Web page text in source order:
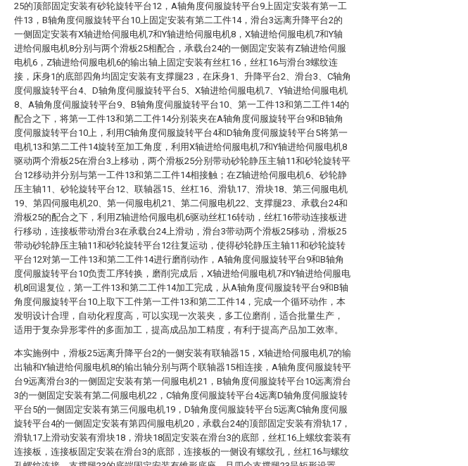
25的顶部固定安装有砂轮旋转平台12，A轴角度伺服旋转平台9上固定安装有第一工
件13，B轴角度伺服旋转平台10上固定安装有第二工件14，滑台3远离升降平台2的
一侧固定安装有X轴进给伺服电机7和Y轴进给伺服电机8，X轴进给伺服电机7和Y轴
进给伺服电机8分别与两个滑板25相配合，承载台24的一侧固定安装有Z轴进给伺服
电机6，Z轴进给伺服电机6的输出轴上固定安装有丝杠16，丝杠16与滑台3螺纹连
接，床身1的底部四角均固定安装有支撑腿23，在床身1、升降平台2、滑台3、C轴角
度伺服旋转平台4、D轴角度伺服旋转平台5、X轴进给伺服电机7、Y轴进给伺服电机
8、A轴角度伺服旋转平台9、B轴角度伺服旋转平台10、第一工件13和第二工件14的
配合之下，将第一工件13和第二工件14分别装夹在A轴角度伺服旋转平台9和B轴角
度伺服旋转平台10上，利用C轴角度伺服旋转平台4和D轴角度伺服旋转平台5将第一
电机13和第二工件14旋转至加工角度，利用X轴进给伺服电机7和Y轴进给伺服电机8
驱动两个滑板25在滑台3上移动，两个滑板25分别带动砂轮静压主轴11和砂轮旋转平
台12移动并分别与第一工件13和第二工件14相接触；在Z轴进给伺服电机6、砂轮静
压主轴11、砂轮旋转平台12、联轴器15、丝杠16、滑轨17、滑块18、第三伺服电机
19、第四伺服电机20、第一伺服电机21、第二伺服电机22、支撑腿23、承载台24和
滑板25的配合之下，利用Z轴进给伺服电机6驱动丝杠16转动，丝杠16带动连接板进
行移动，连接板带动滑台3在承载台24上滑动，滑台3带动两个滑板25移动，滑板25
带动砂轮静压主轴11和砂轮旋转平台12往复运动，使得砂轮静压主轴11和砂轮旋转
平台12对第一工件13和第二工件14进行磨削动作，A轴角度伺服旋转平台9和B轴角
度伺服旋转平台10负责工序转换，磨削完成后，X轴进给伺服电机7和Y轴进给伺服电
机8回退复位，第一工件13和第二工件14加工完成，从A轴角度伺服旋转平台9和B轴
角度伺服旋转平台10上取下工件第一工件13和第二工件14，完成一个循环动作，本
发明设计合理，自动化程度高，可以实现一次装夹，多工位磨削，适合批量生产，
适用于复杂异形零件的多面加工，提高成品加工精度，有利于提高产品加工效率。
本实施例中，滑板25远离升降平台2的一侧安装有联轴器15，X轴进给伺服电机7的输
出轴和Y轴进给伺服电机8的输出轴分别与两个联轴器15相连接，A轴角度伺服旋转平
台9远离滑台3的一侧固定安装有第一伺服电机21，B轴角度伺服旋转平台10远离滑台
3的一侧固定安装有第二伺服电机22，C轴角度伺服旋转平台4远离D轴角度伺服旋转
平台5的一侧固定安装有第三伺服电机19，D轴角度伺服旋转平台5远离C轴角度伺服
旋转平台4的一侧固定安装有第四伺服电机20，承载台24的顶部固定安装有滑轨17，
滑轨17上滑动安装有滑块18，滑块18固定安装在滑台3的底部，丝杠16上螺纹套装有
连接板，连接板固定安装在滑台3的底部，连接板的一侧设有螺纹孔，丝杠16与螺纹